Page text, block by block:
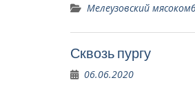
Мелеузовский
Сквозь пургу
06.06.2020